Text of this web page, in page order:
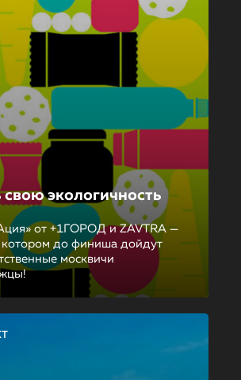
свою экологичность
от +1ГОРОД и ZAVTRA —
котором до финиша дойдут
москвичи